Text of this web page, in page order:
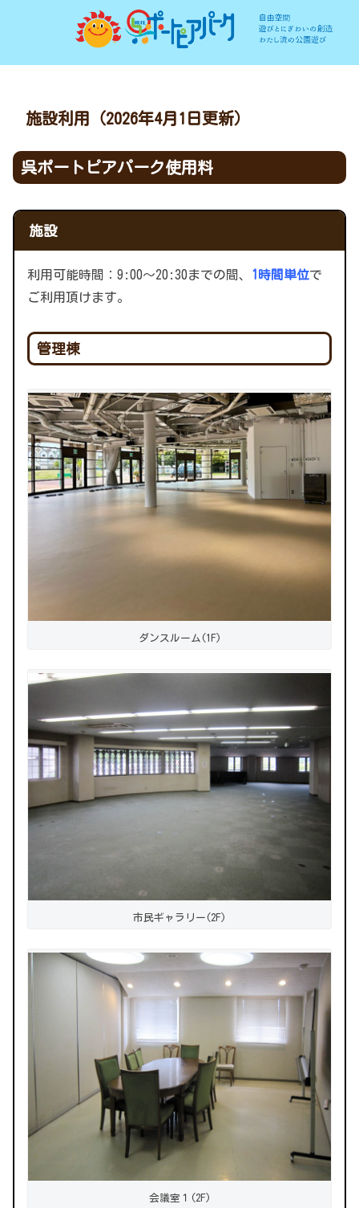
施設利用（2026年4月1日更新）
呉ポートピアパーク使用料
施設
利用可能時間：9:00〜20:30までの間、 1時間単位で
ご利用頂けます。
管理棟
ダンスルーム(1F)
市民ギャラリー(2F)
会議室１(2F)